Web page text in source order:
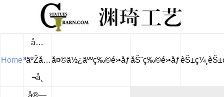
Home
å…
³äºŽå…
¬å¸
å¤©ä½¿äººç‰©é›•åƒåŠ¨ç‰©é›•åƒ
å®—